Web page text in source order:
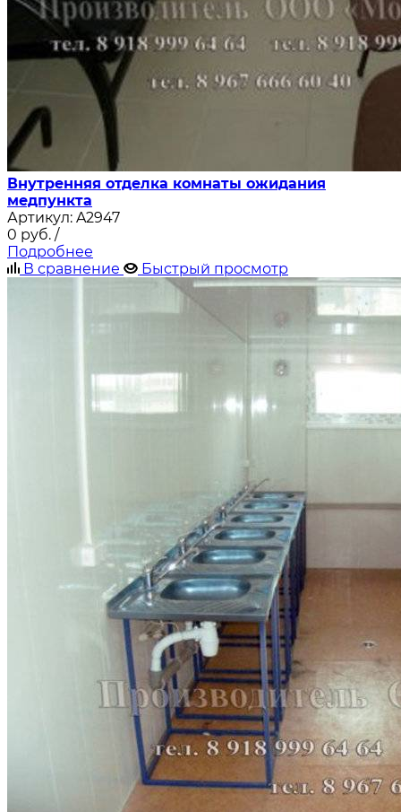
Внутренняя отделка комнаты ожидания
медпункта
Артикул: A2947
0 руб. /
Подробнее
В сравнение
Быстрый просмотр